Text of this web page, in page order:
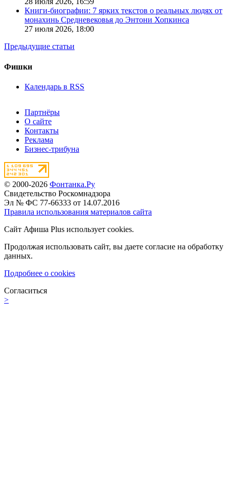
Книги-биографии: 7 ярких текстов о реальных людях от
монахинь Средневековья до Энтони Хопкинса
27 июля 2026, 18:00
Предыдущие статьи
Фишки
Календарь в RSS
Партнёры
О сайте
Контакты
Реклама
Бизнес-трибуна
© 2000-2026 Фонтанка.Ру
Свидетельство Роскомнадзора
Эл № ФС 77-66333 от 14.07.2016
Правила использования материалов сайта
Сайт Афиша Plus использует cookies.
Продолжая использовать сайт, вы даете согласие на обработку
данных.
Подробнее о cookies
Согласиться
>